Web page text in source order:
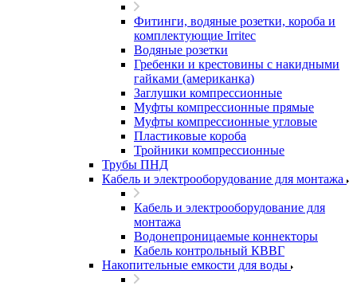
Фитинги, водяные розетки, короба и
комплектующие Irritec
Водяные розетки
Гребенки и крестовины с накидными
гайками (американка)
Заглушки компрессионные
Муфты компрессионные прямые
Муфты компрессионные угловые
Пластиковые короба
Тройники компрессионные
Трубы ПНД
Кабель и электрооборудование для монтажа
Кабель и электрооборудование для
монтажа
Водонепроницаемые коннекторы
Кабель контрольный КВВГ
Накопительные емкости для воды